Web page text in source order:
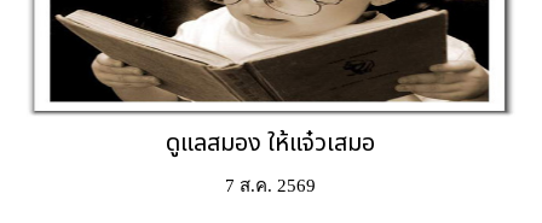
ดูแลสมอง ให้แจ๋วเสมอ
7 ส.ค. 2569